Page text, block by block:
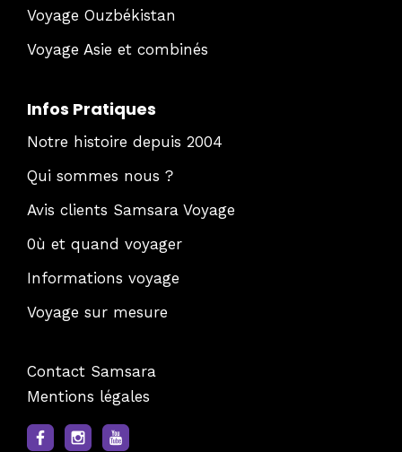
Voyage Ouzbékistan
Voyage Asie et combinés
Infos Pratiques
Notre histoire depuis 2004
Qui sommes nous ?
Avis clients Samsara Voyage
0ù et quand voyager
Informations voyage
Voyage sur mesure
Contact Samsara
Mentions légales